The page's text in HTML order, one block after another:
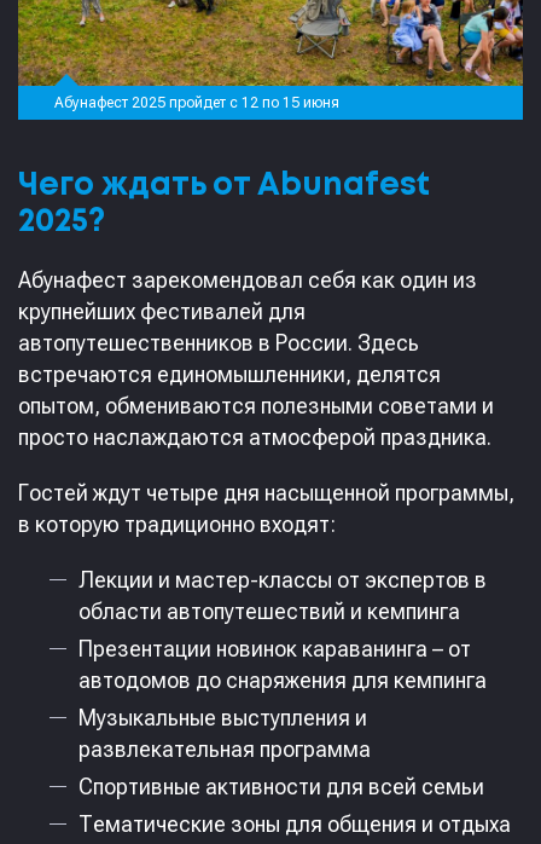
Абунафест 2025 пройдет с 12 по 15 июня
Чего ждать от Abunafest
2025?
Абунафест зарекомендовал себя как один из
крупнейших фестивалей для
автопутешественников в России. Здесь
встречаются единомышленники, делятся
опытом, обмениваются полезными советами и
просто наслаждаются атмосферой праздника.
Гостей ждут четыре дня насыщенной программы,
в которую традиционно входят:
Лекции и мастер-классы от экспертов в
области автопутешествий и кемпинга
Презентации новинок караванинга – от
автодомов до снаряжения для кемпинга
Музыкальные выступления и
развлекательная программа
Спортивные активности для всей семьи
Тематические зоны для общения и отдыха